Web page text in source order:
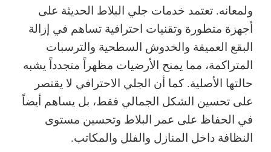
ولمعانه. تعتمد خدمات جلي البلاط الحديثة على
أجهزة متطورة وتقنيات احترافية تساهم في إزالة
البقع العميقة والخدوش السطحية والترسبات
المتراكمة، مما يمنح الأرضيات مظهراً متجدداً يشبه
حالتها الأصلية. كما أن الجلي الاحترافي لا يقتصر
على تحسين الشكل الجمالي فقط، بل يساهم أيضاً
في الحفاظ على عمر البلاط وتحسين مستوى
النظافة داخل المنازل والفلل والمكاتب.